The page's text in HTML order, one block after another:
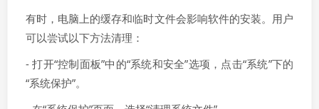
有时，电脑上的缓存和临时文件会影响软件的安装。用户
可以尝试以下方法清理：
- 打开“控制面板”中的“系统和安全”选项，点击“系统”下的
“系统保护”。